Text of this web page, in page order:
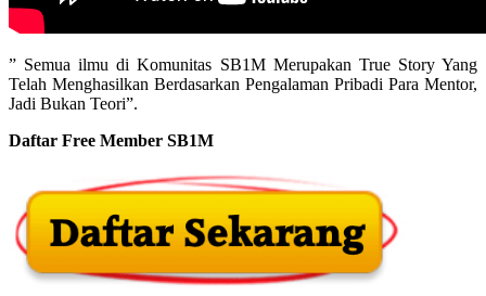
” Semua ilmu di Komunitas SB1M Merupakan True Story Yang
Telah Menghasilkan Berdasarkan Pengalaman Pribadi Para Mentor,
Jadi Bukan Teori”.
Daftar Free Member SB1M